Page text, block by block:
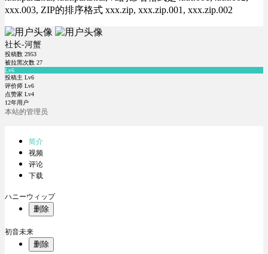
xxx.003, ZIP的排序格式 xxx.zip, xxx.zip.001, xxx.zip.002
社长-河蟹
投稿数 2953
被拉黑次数 27
Lv6
投稿主 Lv6
评价师 Lv6
点赞家 Lv4
12年用户
本站的管理员
简介
视频
评论
下载
ハニーウィップ
删除
初音未来
删除